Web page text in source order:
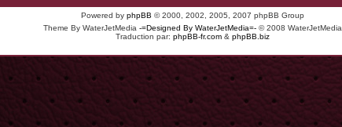
Powered by phpBB © 2000, 2002, 2005, 2007 phpBB Group
Theme By WaterJetMedia -=Designed By WaterJetMedia=- © 2008 WaterJetMedia
Traduction par: phpBB-fr.com & phpBB.biz